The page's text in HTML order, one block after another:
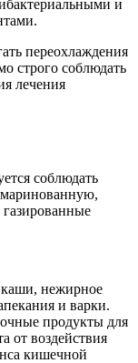
и
переохлаждения
строго соблюдать
лечения
соблюдать
нежирное
и варки.
продукты для
от воздействия
кишечной